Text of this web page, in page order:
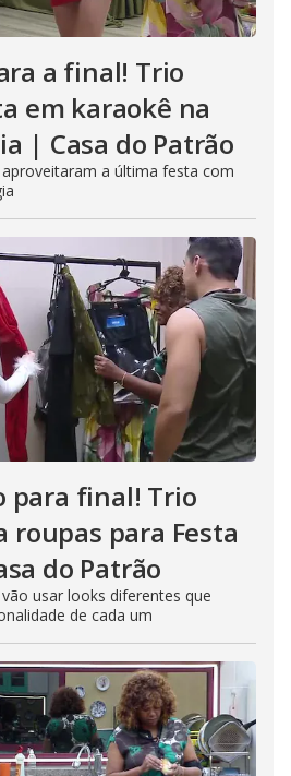
a final! Trio
em karaokê na
| Casa do Patrão
a última festa com
para final! Trio
roupas para Festa
do Patrão
usar looks diferentes que
de cada um